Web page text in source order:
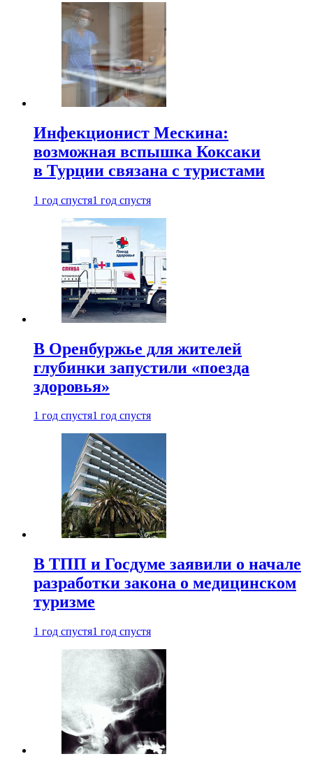
Инфекционист Мескина:
возможная вспышка Коксаки
в Турции связана с туристами
1 год спустя1 год спустя
В Оренбуржье для жителей
глубинки запустили «поезда
здоровья»
1 год спустя1 год спустя
В ТПП и Госдуме заявили о начале
разработки закона о медицинском
туризме
1 год спустя1 год спустя